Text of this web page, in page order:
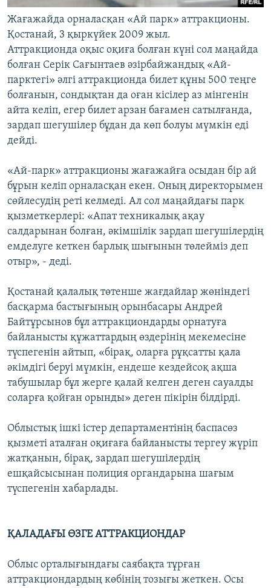
Жағажайда орналасқан «Ай парк» аттракционы.
Қостанай, 3 қыркүйек 2009 жыл.
Аттракционда оқыс оқиға болған күні сол маңайда
болған Серік Сағынтаев әзірбайжандық «Ай-
парктегі» әлгі аттракционда билет құны 500 теңге
болғанын, сондықтан да оған кісілер аз мінгенін
айта келіп, егер билет арзан бағамен сатылғанда,
зардап шегушілер бұдан да көп болуы мүмкін еді
дейді.
«Ай-парк» аттракционы жағажайға осыдан бір ай
бұрын келіп орналасқан екен. Оның директорымен
сөйлесудің реті келмеді. Ал сол маңайдағы парк
қызметкерлері: «Апат техникалық ақау
салдарынан болған, әкімшілік зардап шегушілердің
емделуге кеткен барлық шығынын төлейміз деп
отыр», - деді.
Қостанай қалалық төтенше жағдайлар жөніндегі
басқарма бастығының орынбасары Андрей
Байтұрсынов бұл аттракциондарды орнатуға
байланысты құжаттардың өздерінің мекемесіне
түспегенін айтып, «бірақ, оларға рұқсатты қала
әкімдігі беруі мүмкін, ендеше кездейсоқ ақша
табушылар бұл жерге қалай келген деген сауалды
соларға қойған орынды» деген пікірін білдірді.
Облыстық ішкі істер департаментінің баспасөз
қызметі аталған оқиғаға байланысты тергеу жүріп
жатқанын, бірақ, зардап шегушілердің
ешқайсысынан полиция органдарына шағым
түспегенін хабарлады.
ҚАЛАДАҒЫ ӨЗГЕ АТТРАКЦИОНДАР
Облыс орталығындағы саябақта тұрған
аттракциондардың көбінің тозығы жеткен. Осы